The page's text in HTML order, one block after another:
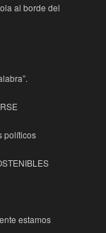
al borde del
políticos
estamos